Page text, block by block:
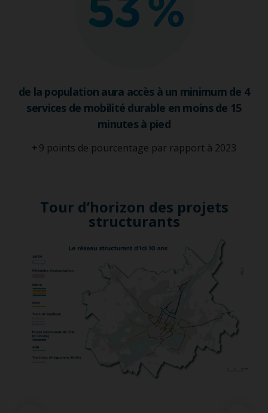
de la population aura accès à un minimum de 4
services de mobilité durable en moins de 15
minutes à pied
+ 9 points de pourcentage par rapport à 2023
Tour d’horizon des projets
structurants